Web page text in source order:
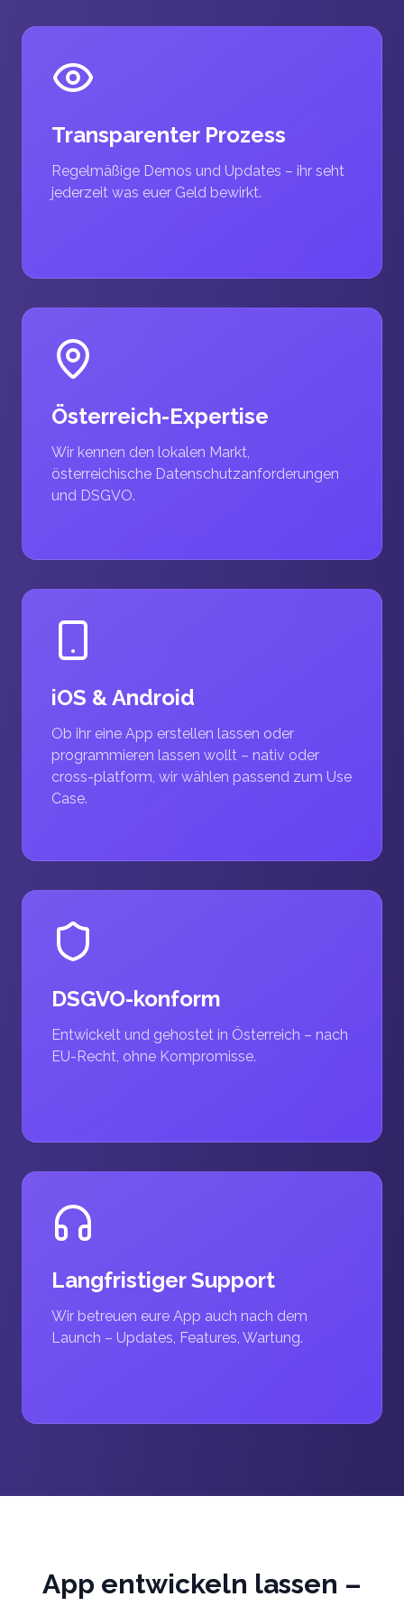
Transparenter Prozess
Regelmäßige Demos und Updates – ihr seht
jederzeit was euer Geld bewirkt.
Österreich-Expertise
Wir kennen den lokalen Markt,
österreichische Datenschutzanforderungen
und DSGVO.
iOS & Android
Ob ihr eine App erstellen lassen oder
programmieren lassen wollt – nativ oder
cross-platform, wir wählen passend zum Use
Case.
DSGVO-konform
Entwickelt und gehostet in Österreich – nach
EU-Recht, ohne Kompromisse.
Langfristiger Support
Wir betreuen eure App auch nach dem
Launch – Updates, Features, Wartung.
App entwickeln lassen –